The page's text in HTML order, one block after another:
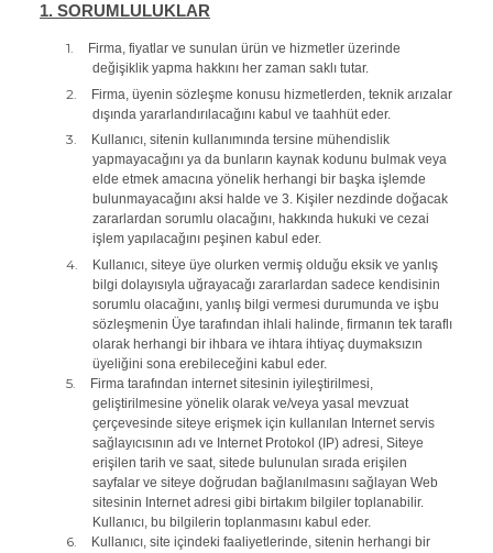
1. SORUMLULUKLAR
1.
Firma, fiyatlar ve sunulan ürün ve hizmetler üzerinde
değişiklik yapma hakkını her zaman saklı tutar.
2.
Firma, üyenin sözleşme konusu hizmetlerden, teknik arızalar
dışında yararlandırılacağını kabul ve taahhüt eder.
3.
Kullanıcı, sitenin kullanımında tersine mühendislik
yapmayacağını ya da bunların kaynak kodunu bulmak veya
elde etmek amacına yönelik herhangi bir başka işlemde
bulunmayacağını aksi halde ve 3. Kişiler nezdinde doğacak
zararlardan sorumlu olacağını, hakkında hukuki ve cezai
işlem yapılacağını peşinen kabul eder.
4.
Kullanıcı, siteye üye olurken vermiş olduğu eksik ve yanlış
bilgi dolayısıyla uğrayacağı zararlardan sadece kendisinin
sorumlu olacağını, yanlış bilgi vermesi durumunda ve işbu
sözleşmenin Üye tarafından ihlali halinde, firmanın tek taraflı
olarak herhangi bir ihbara ve ihtara ihtiyaç duymaksızın
üyeliğini sona erebileceğini kabul eder.
5.
Firma tarafından internet sitesinin iyileştirilmesi,
geliştirilmesine yönelik olarak ve/veya yasal mevzuat
çerçevesinde siteye erişmek için kullanılan Internet servis
sağlayıcısının adı ve Internet Protokol (IP) adresi, Siteye
erişilen tarih ve saat, sitede bulunulan sırada erişilen
sayfalar ve siteye doğrudan bağlanılmasını sağlayan Web
sitesinin Internet adresi gibi birtakım bilgiler toplanabilir.
Kullanıcı, bu bilgilerin toplanmasını kabul eder.
6.
Kullanıcı, site içindeki faaliyetlerinde, sitenin herhangi bir